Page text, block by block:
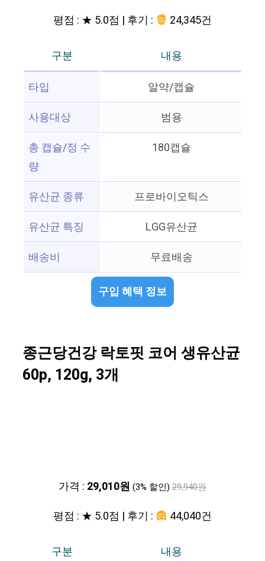
평점 : ★ 5.0점 | 후기 :
24,345건
구분
내용
타입
알약/캡슐
사용대상
범용
총 캡슐/정 수
량
180캡슐
유산균 종류
프로바이오틱스
유산균 특징
LGG유산균
배송비
무료배송
구입 혜택 정보
종근당건강 락토핏 코어 생유산균
60p, 120g, 3개
가격 : 29,010원 (3% 할인) 29,940원
평점 : ★ 5.0점 | 후기 : 44,040건
구분
내용